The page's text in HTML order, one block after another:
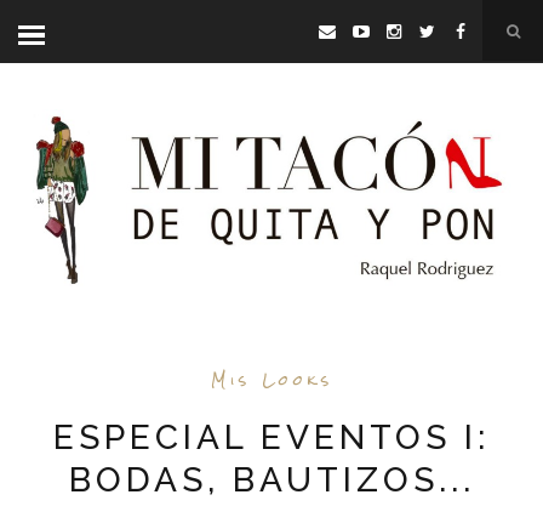
Mis Looks
ESPECIAL EVENTOS I:
BODAS, BAUTIZOS...